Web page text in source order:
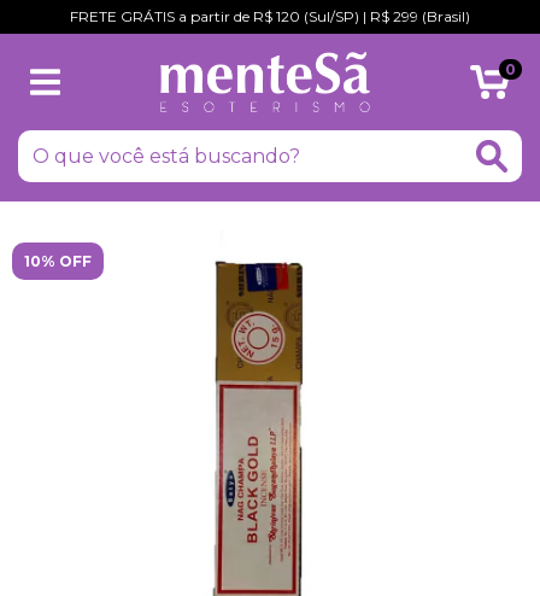
FRETE GRÁTIS a partir de R$ 120 (Sul/SP) | R$ 299 (Brasil)
0
10% OFF